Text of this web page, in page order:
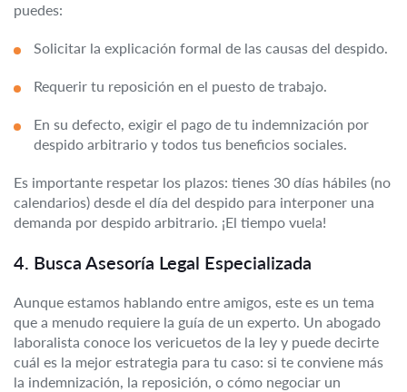
puedes:
Solicitar la explicación formal de las causas del despido.
Requerir tu reposición en el puesto de trabajo.
En su defecto, exigir el pago de tu indemnización por
despido arbitrario y todos tus beneficios sociales.
Es importante respetar los plazos: tienes 30 días hábiles (no
calendarios) desde el día del despido para interponer una
demanda por despido arbitrario. ¡El tiempo vuela!
4. Busca Asesoría Legal Especializada
Aunque estamos hablando entre amigos, este es un tema
que a menudo requiere la guía de un experto. Un abogado
laboralista conoce los vericuetos de la ley y puede decirte
cuál es la mejor estrategia para tu caso: si te conviene más
la indemnización, la reposición, o cómo negociar un